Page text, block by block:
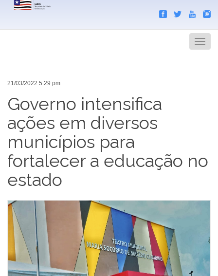
Menu
21/03/2022 5:29 pm
Governo intensifica
ações em diversos
municípios para
fortalecer a educação no
estado